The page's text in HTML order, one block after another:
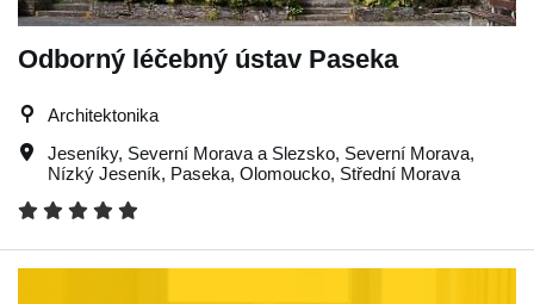
Odborný léčebný ústav Paseka
Architektonika
Jeseníky, Severní Morava a Slezsko, Severní Morava,
Nízký Jeseník, Paseka, Olomoucko, Střední Morava